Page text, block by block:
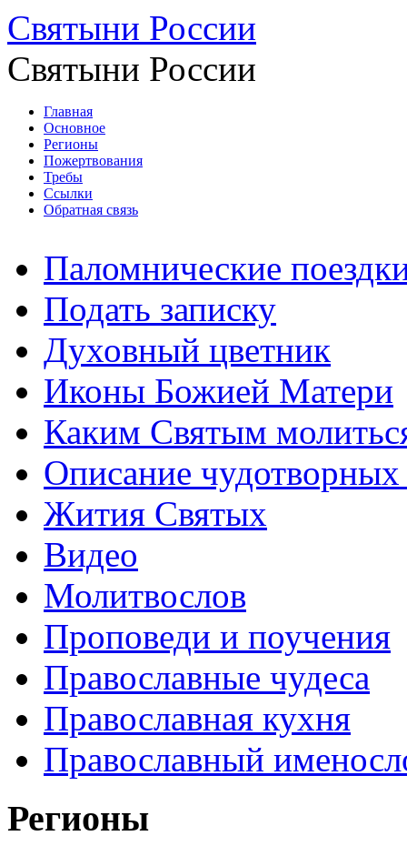
Святыни России
Святыни России
Главная
Основное
Регионы
Пожертвования
Требы
Ссылки
Обратная связь
Паломнические
Подать записку
Духовный цветник
Иконы Божией Матери
Каким Святым
Описание
Жития Святых
Видео
Молитвослов
Проповеди и поучения
Православные чудеса
Православная кухня
Православный
Регионы